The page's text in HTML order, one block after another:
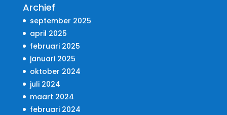
Archief
september 2025
april 2025
februari 2025
januari 2025
oktober 2024
juli 2024
maart 2024
februari 2024